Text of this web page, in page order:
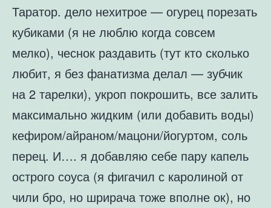
Таратор. дело нехитрое — огурец порезать
кубиками (я не люблю когда совсем
мелко), чеснок раздавить (тут кто сколько
любит, я без фанатизма делал — зубчик
на 2 тарелки), укроп покрошить, все залить
максимально жидким (или добавить воды)
кефиром/айраном/мацони/йогуртом, соль
перец. И…. я добавляю себе пару капель
острого соуса (я фигачил с каролиной от
чили бро, но шрирача тоже вполне ок), но